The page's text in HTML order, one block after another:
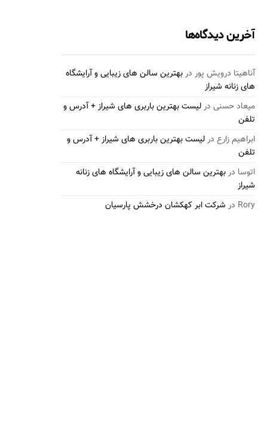
آخرین دیدگاه‌ها
آناهیتا درویش پور دربهترین سالن های زیبایی و آرایشگاه
های زنانه شیراز
میعاد حسنی درلیست بهترین باربری های شیراز + آدرس و
تلفن
ابراهیم زارع درلیست بهترین باربری های شیراز + آدرس و
تلفن
اتوسا دربهترین سالن های زیبایی و آرایشگاه های زنانه
شیراز
Rory در شرکت ابر کهکشان درخشش پارسیان